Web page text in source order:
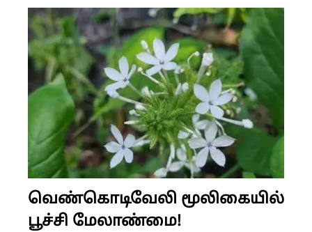
வெண்கொடிவேலி மூலிகையில்
பூச்சி மேலாண்மை!